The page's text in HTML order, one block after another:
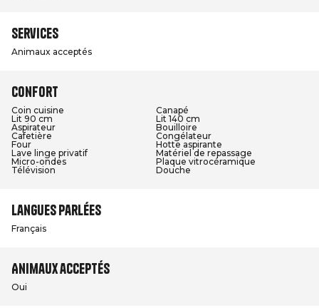
Services
Animaux acceptés
Confort
Coin cuisine
Canapé
Lit 90 cm
Lit 140 cm
Aspirateur
Bouilloire
Cafetière
Congélateur
Four
Hotte aspirante
Lave linge privatif
Matériel de repassage
Micro-ondes
Plaque vitrocéramique
Télévision
Douche
Langues parlées
Français
Animaux acceptés
Oui